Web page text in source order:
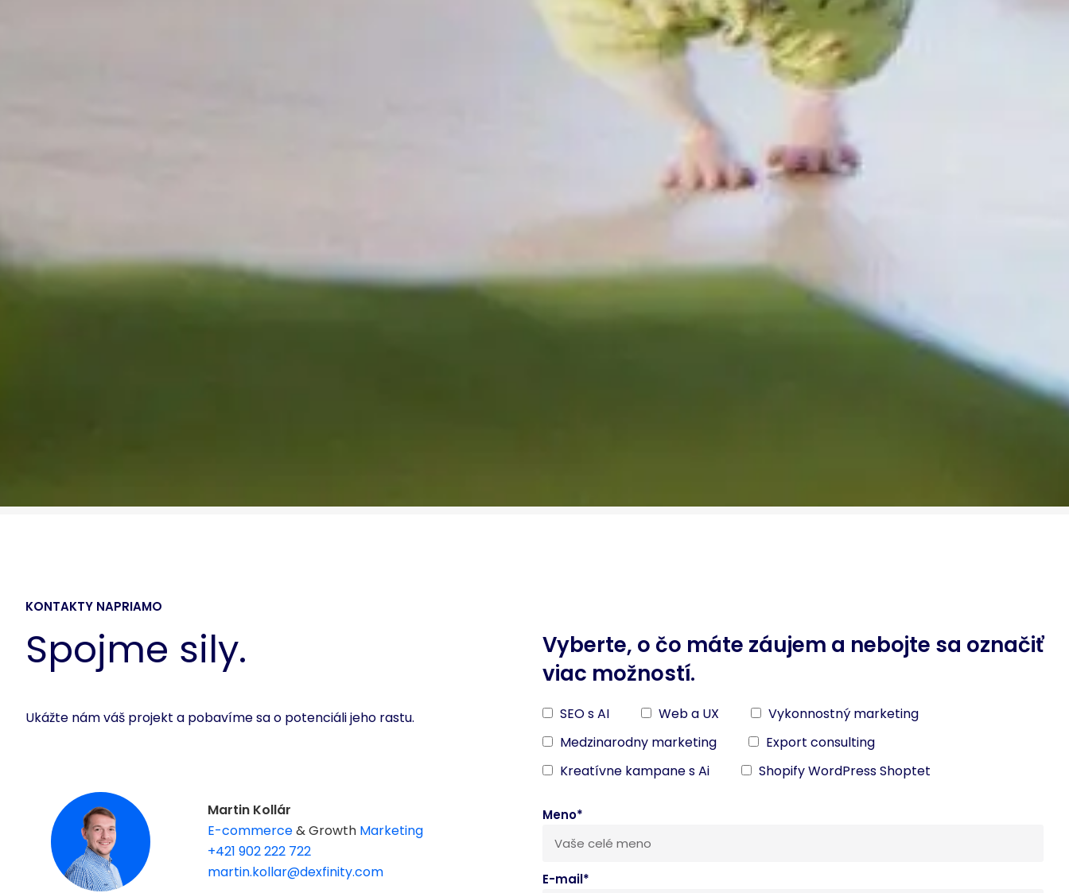
KONTAKTY NAPRIAMO
Spojme sily.
Ukážte nám váš projekt a pobavíme sa o potenciáli jeho rastu.
Martin Kollár
E-commerce& Growth Marketing
+421 902 222 722
martin.kollar@dexfinity.com
Vyberte, o čo máte záujem a nebojte sa označiť
viac možností.
SEO s AI Web a UX
Vykonnostný marketing
Medzinarodny marketing
Export consulting
Kreatívne kampane s Ai
Shopify WordPress Shoptet
Meno*
E-mail*